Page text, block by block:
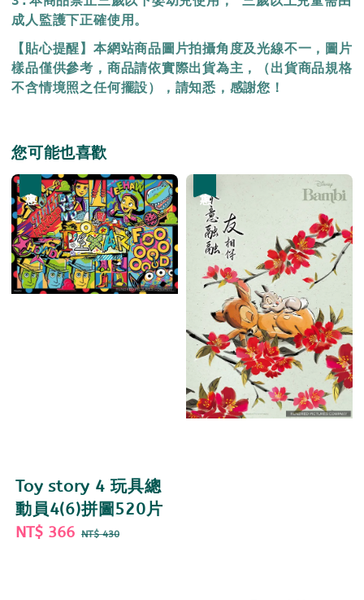
成人監護下正確使用。
【貼心提醒】本網站商品圖片拍攝角度及光線不一，圖片
樣品僅供參考，商品請依實際出貨為主，（出貨商品規格
不含情境照之任何擺設），請知悉，感謝您！
您可能也喜歡
Toy story 4 玩具總
動員4(6)拼圖520片
Sale
NT$ 366 Regular
NT$ 430